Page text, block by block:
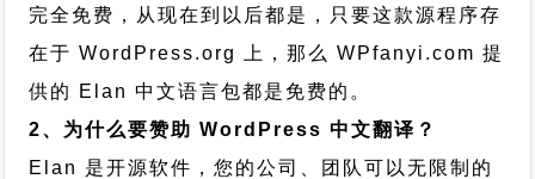
完全免费，从现在到以后都是，只要这款源程序存
在于 WordPress.org 上，那么 WPfanyi.com 提
供的 Elan 中文语言包都是免费的。
2、为什么要赞助 WordPress 中文翻译？
Elan 是开源软件，您的公司、团队可以无限制的